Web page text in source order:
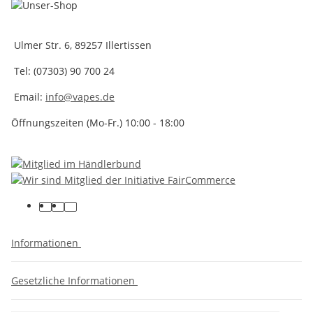
Ulmer Str. 6, 89257 Illertissen
Tel: (07303) 90 700 24
Email: info@vapes.de
Öffnungszeiten (Mo-Fr.) 10:00 - 18:00
Informationen
Gesetzliche Informationen